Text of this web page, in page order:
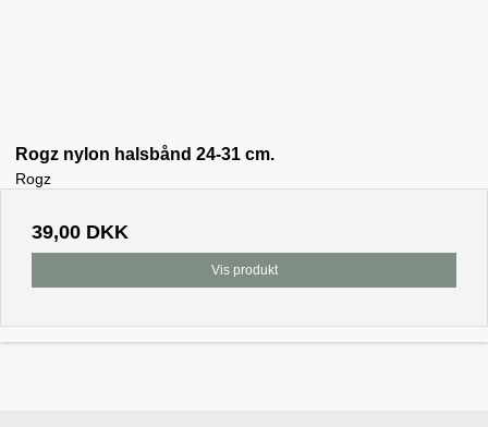
Rogz nylon halsbånd 24-31 cm.
Rogz
39,00 DKK
Vis produkt